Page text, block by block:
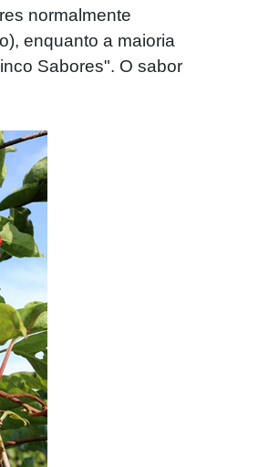
normalmente
enquanto a maioria
Sabores". O sabor